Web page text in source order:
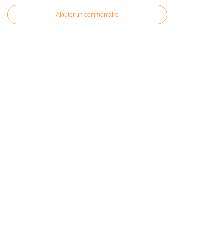
Ajouter un commentaire